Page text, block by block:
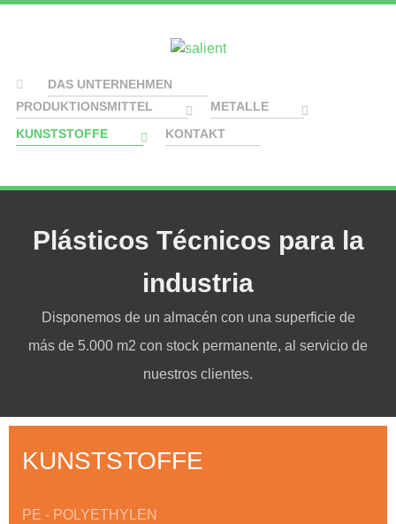
DAS UNTERNEHMEN
PRODUKTIONSMITTEL
METALLE
KUNSTSTOFFE
KONTAKT
Plásticos Técnicos para la
industria
Disponemos de un almacén con una superficie de
más de 5.000 m2 con stock permanente, al servicio de
nuestros clientes.
KUNSTSTOFFE
PE - POLYETHYLEN